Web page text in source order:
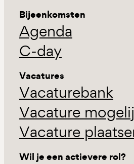
Bijeenkomsten
Agenda
C-day
Vacatures
Vacaturebank
Vacature
Vacature
Wil je een actievere rol?